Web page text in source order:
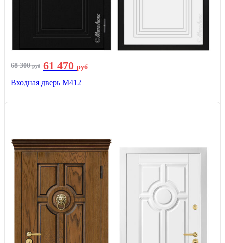
68 300руб 61 470 руб
Входная дверь М412